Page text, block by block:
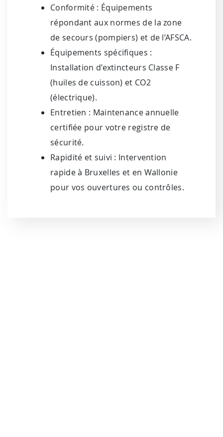
Conformité : Équipements
répondant aux normes de la zone
de secours (pompiers) et de l’AFSCA.
Équipements spécifiques :
Installation d’extincteurs Classe F
(huiles de cuisson) et CO2
(électrique).
Entretien : Maintenance annuelle
certifiée pour votre registre de
sécurité.
Rapidité et suivi : Intervention
rapide à Bruxelles et en Wallonie
pour vos ouvertures ou contrôles.